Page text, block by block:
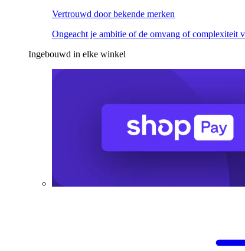
Vertrouwd door bekende merken
Ongeacht je ambitie of de omvang of complexiteit
Ingebouwd in elke winkel